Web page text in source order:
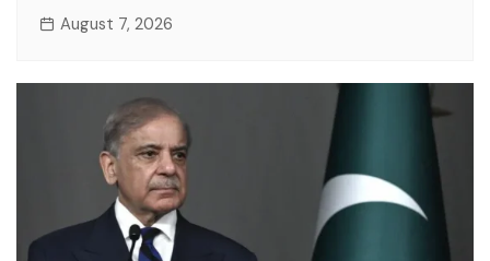
August 7, 2026